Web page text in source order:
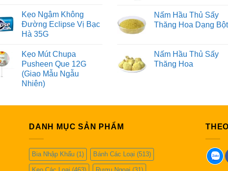
Kẹo Ngậm Không
Đường Eclipse Vị Bạc
Hà 35G
Kẹo Mút Chupa
Pusheen Que 12G
(Giao Mẫu Ngẫu
Nhiên)
Nấm Hầu Thủ Sấy
Thăng Hoa Dạng Bột
Nấm Hầu Thủ Sấy
Thăng Hoa
DANH MỤC SẢN PHẨM
Bia Nhập Khẩu (1) Bánh Các Loại (513)